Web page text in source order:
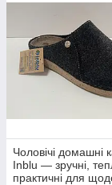
Чоловічі домашні
Inblu — зручні,
практичні для